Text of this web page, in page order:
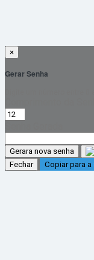
×
Gerar Senha
Gerara nova senha
Fechar
Copiar para a